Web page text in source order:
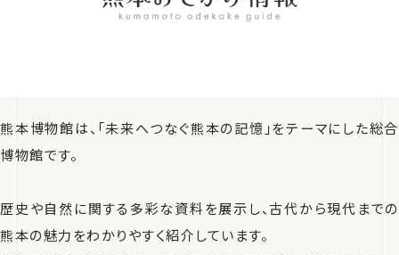
熊本博物館は、「未来へつなぐ熊本の記憶」をテーマにした総合
博物館です。
歴史や自然に関する多彩な資料を展示し、古代から現代までの
熊本の魅力をわかりやすく紹介しています。